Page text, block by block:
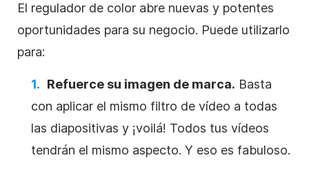
El regulador de color abre nuevas y potentes
oportunidades para su negocio. Puede utilizarlo
para:
Refuerce su imagen de marca. Basta
con aplicar el mismo filtro de vídeo a todas
las diapositivas y ¡voilá! Todos tus vídeos
tendrán el mismo aspecto. Y eso es fabuloso.